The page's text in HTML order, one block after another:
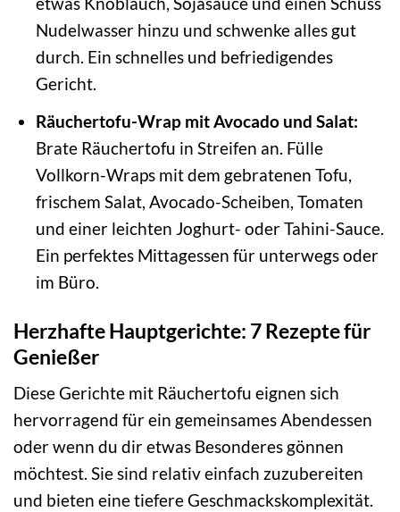
Nudelwasser hinzu und schwenke alles gut
durch. Ein schnelles und befriedigendes
Gericht.
Räuchertofu-Wrap mit Avocado und Salat:
Brate Räuchertofu in Streifen an. Fülle
Vollkorn-Wraps mit dem gebratenen Tofu,
frischem Salat, Avocado-Scheiben, Tomaten
und einer leichten Joghurt- oder Tahini-Sauce.
Ein perfektes Mittagessen für unterwegs oder
im Büro.
Herzhafte Hauptgerichte: 7 Rezepte für
Genießer
Diese Gerichte mit Räuchertofu eignen sich
hervorragend für ein gemeinsames Abendessen
oder wenn du dir etwas Besonderes gönnen
möchtest. Sie sind relativ einfach zuzubereiten
und bieten eine tiefere Geschmackskomplexität.